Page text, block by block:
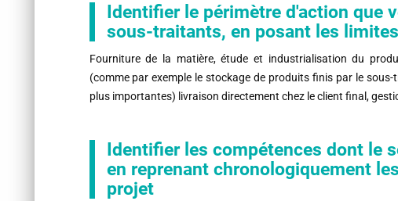
Identifier le périmètre d'action que
sous-traitants, en posant les
Fourniture de la matière, étude et industrialisation du
(comme par exemple le stockage de produits finis par le
plus importantes) livraison directement chez le client final,
Identifier les compétences dont le
en reprenant chronologiquement
projet